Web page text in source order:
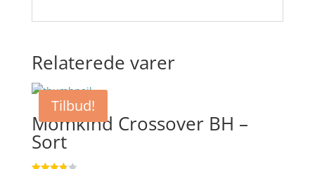
Relaterede varer
Tilbud!
Momkind Crossover BH –
Sort